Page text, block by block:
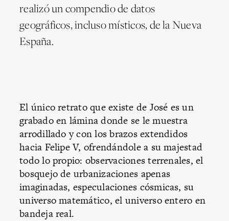
realizó un compendio de datos
geográficos, incluso místicos, de la Nueva
España.
El único retrato que existe de José es un
grabado en lámina donde se le muestra
arrodillado y con los brazos extendidos
hacia Felipe V, ofrendándole a su majestad
todo lo propio: observaciones terrenales, el
bosquejo de urbanizaciones apenas
imaginadas, especulaciones cósmicas, su
universo matemático, el universo entero en
bandeja real.